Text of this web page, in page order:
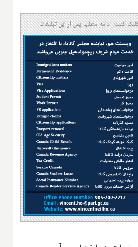
کنید؛ ادامه مطلب پس از این تبلیغات